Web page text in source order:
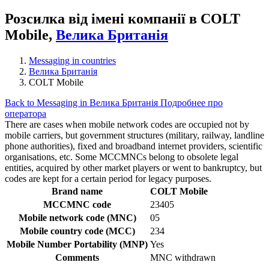
Розсилка від імені компанії в COLT
Mobile, Велика Британія
Messaging in countries
Велика Британія
COLT Mobile
Back to Messaging in Велика Британія Подробнее про
оператора
There are cases when mobile network codes are occupied not by
mobile carriers, but government structures (military, railway, landline
phone authorities), fixed and broadband internet providers, scientific
organisations, etc. Some MCCMNCs belong to obsolete legal
entities, acquired by other market players or went to bankruptcy, but
codes are kept for a certain period for legacy purposes.
Brand name
COLT Mobile
MCCMNC code
23405
Mobile network code (MNC)
05
Mobile country code (MCC)
234
Mobile Number Portability (MNP) Yes
Comments
MNC withdrawn